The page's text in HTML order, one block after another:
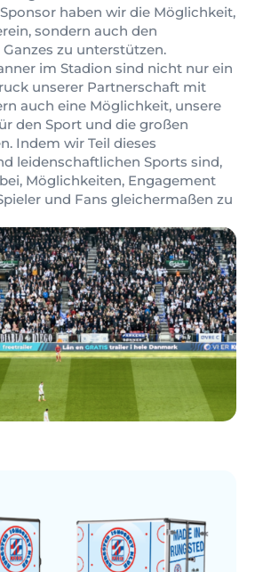
haben wir die Möglichkeit,
sondern auch den
zu unterstützen.
im Stadion sind nicht nur ein
unserer Partnerschaft mit
auch eine Möglichkeit, unsere
den Sport und die großen
Indem wir Teil dieses
leidenschaftlichen Sports sind,
Möglichkeiten, Engagement
und Fans gleichermaßen zu